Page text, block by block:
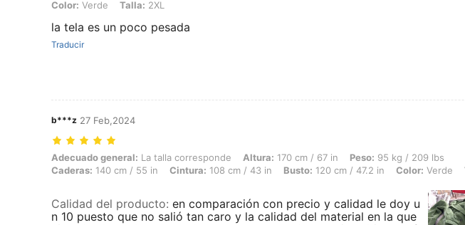
Color: Verde, Talla: 2XL
Color: Verde Talla: 2XL
la tela es un poco pesada
Traducir
b***z 27 Feb,2024
Adecuado general: La talla corresponde, Altura: 170 cm / 67 in, Peso: 95 kg / 209 lbs, Caderas: 140 cm
Adecuado general: La talla corresponde Altura: 170 cm / 67 in Peso: 95 kg / 209 lbs
Caderas: 140 cm / 55 in Cintura: 108 cm / 43 in Busto: 120 cm / 47.2 in Color: Verde
Calidad del producto: en comparación con precio y calidad le doy u
n 10 puesto que no salió tan caro y la calidad del material en la que